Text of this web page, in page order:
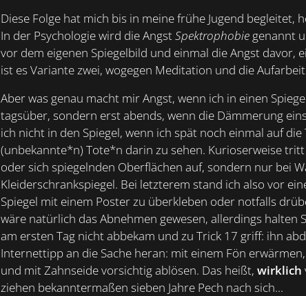
Diese Folge hat mich bis in meine frühe Jugend begleitet,
In der Psychologie wird die AngstSpektrophobiegenannt
vor dem eigenen Spiegelbild und einmal die Angst davor,
ist es Variante zwei, wogegen Meditation und die
Aber was genau macht mir Angst, wenn ich in einen
tagsüber, sondern erst abends, wenn die Dämmerung
ich nicht in den Spiegel, wenn ich spät noch einmal auf
(unbekannte*n) Tote*n darin zu sehen. Kurioserweise
oder sich spiegelnden Oberflächen auf, sondern nur bei
Kleiderschrankspiegel. Bei letzterem stand ich also vor
Spiegel mit einem Poster zu überkleben oder notfalls
wäre natürlich das Abnehmen gewesen, allerdings halten
am ersten Tag nicht abbekam und zu Trick 17 griff: ihn
Internettipp an die Sache heran: mit einem Fön
und mit Zahnseide vorsichtig ablösen. Das heißt, wirklich
ziehen bekanntermaßen sieben Jahre Pech nach sich...